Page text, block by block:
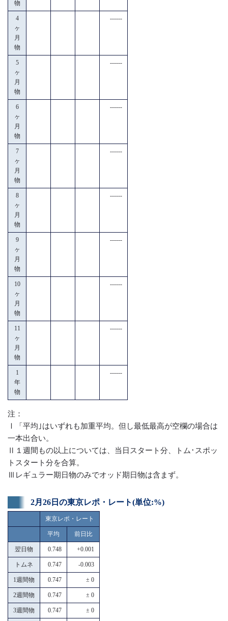
物
4
ヶ
月
物
------
5
ヶ
月
物
------
6
ヶ
月
物
------
7
ヶ
月
物
------
8
ヶ
月
物
------
9
ヶ
月
物
------
10
ヶ
月
物
------
11
ヶ
月
物
------
1
年
物
------
注：
Ⅰ「平均｣はいずれも加重平均。但し最低最高が空欄の場合は
一本出合い。
Ⅱ１週間もの以上については、当日スタート分、トム･スポッ
トスタート分を合算。
Ⅲレギュラー期日物のみでオッド期日物は含まず。
2月26日の東京レポ・レート(単位:%)
東京レポ・レート
平均 前日比
翌日物 0.748 +0.001
トムネ 0.747 -0.003
1週間物 0.747 ± 0
2週間物 0.747 ± 0
3週間物 0.747 ± 0